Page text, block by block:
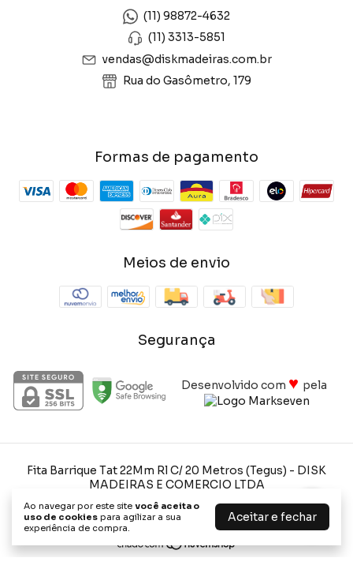
Ao navegar por este site você aceita o
uso de cookies para agilizar a sua
experiência de compra.
Aceitar e fechar
(11) 98872-4632
(11) 3313-5851
vendas@diskmadeiras.com.br
Rua do Gasômetro, 179
Formas de pagamento
Meios de envio
Segurança
Desenvolvido com ♥ pela
Fita Barrique Tat 22Mm Rl C/ 20 Metros (Tegus) - DISK
MADEIRAS E COMERCIO LTDA
©2026. Disk Madeiras e Comercio Ltda - 02520201000145. Todos
os direitos reservados.